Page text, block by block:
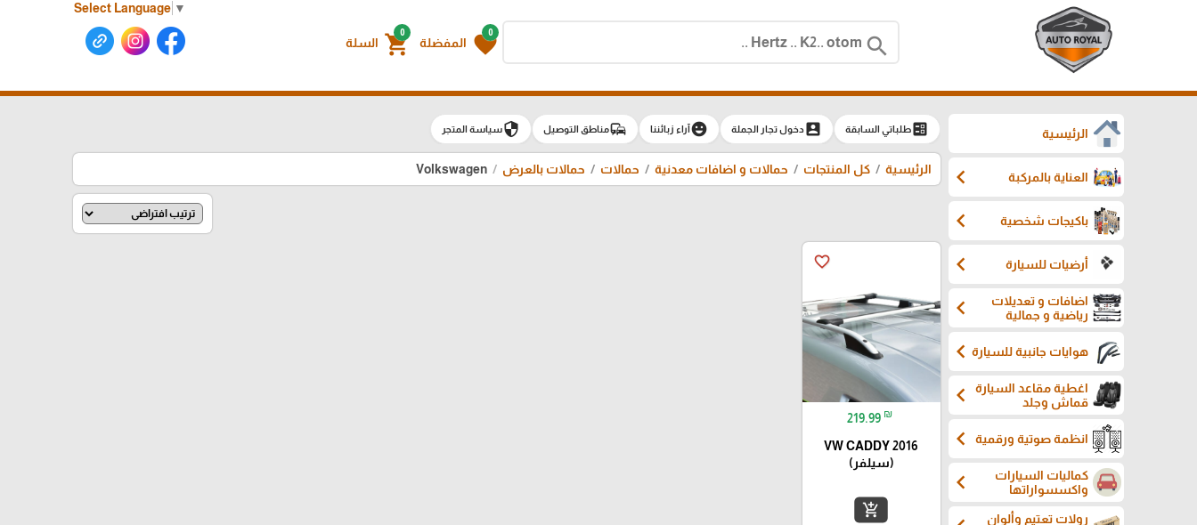
Select Language ▼
search
0
favorite المفضلة
0
shopping_cart السلة
الرئيسية
العناية بالمركبة chevron_left
باكيجات شخصية chevron_left
أرضيات للسيارة chevron_left
اضافات و تعديلات
رياضية و جمالية
chevron_left
هوايات جانبية للسيارةchevron_left
اغطية مقاعد السيارة
قماش وجلد
chevron_left
انظمة صوتية ورقمية chevron_left
كماليات السيارات
واكسسواراتها
chevron_left
رولات تعتيم وألوان
ballotطلباتي السابقة account_boxدخول تجار الجملة emoji_emotionsآراء زبائننا commuteمناطق التوصيل securityسياسة المتجر
الرئيسية كل المنتجات حمالات و اضافات معدنية حمالات حمالات بالعرض Volkswagen
favorite_border
219.99 ₪
VW CADDY 2016
(سيلفر)
add_shopping_cart